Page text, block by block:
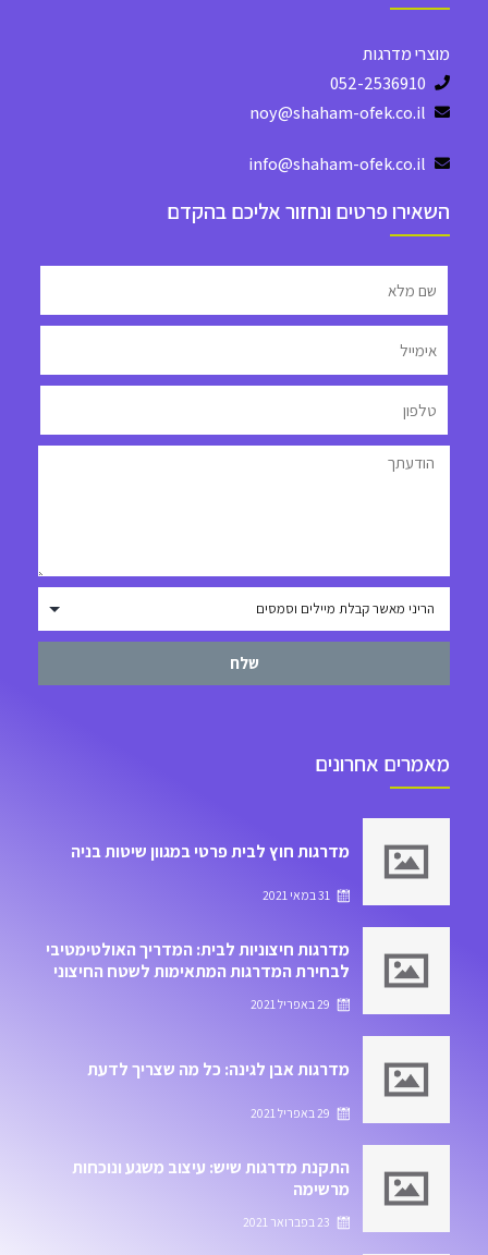
מוצרי מדרגות
052-2536910
noy@shaham-ofek.co.il
info@shaham-ofek.co.il
השאירו פרטים ונחזור אליכם בהקדם
שלח
מאמרים אחרונים
מדרגות חוץ לבית פרטי במגוון שיטות בניה
31 במאי 2021
מדרגות חיצוניות לבית: המדריך האולטימטיבי
לבחירת המדרגות המתאימות לשטח החיצוני
של הבית
29 באפריל 2021
מדרגות אבן לגינה: כל מה שצריך לדעת
29 באפריל 2021
התקנת מדרגות שיש: עיצוב משגע ונוכחות
מרשימה
23 בפברואר 2021